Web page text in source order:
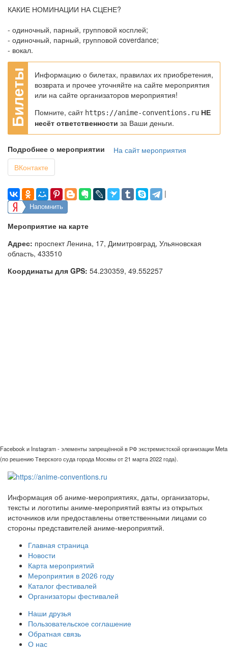
КАКИЕ НОМИНАЦИИ НА СЦЕНЕ?
- одиночный, парный, групповой косплей;
- одиночный, парный, групповой coverdance;
- вокал.
Информацию о билетах, правилах их приобретения,
возврата и прочее уточняйте на сайте мероприятия
или на сайте организаторов мероприятия!
Помните, сайт https://anime-conventions.ru НЕ
несёт ответственности за Ваши деньги.
Подробнее о мероприятии
На сайт мероприятия
ВКонтакте
|
Напомнить
Мероприятие на карте
Адрес: проспект Ленина, 17, Димитровград, Ульяновская
область, 433510
Координаты для GPS: 54.230359, 49.552257
Facebook и Instagram - элементы запрещённой в РФ экстремистской организации Meta
(по решению Тверского суда города Москвы от 21 марта 2022 года).
Информация об аниме-мероприятиях, даты, организаторы,
тексты и логотипы аниме-мероприятий взяты из открытых
источников или предоставлены ответственными лицами со
стороны представителей аниме-мероприятий.
Главная страница
Новости
Карта мероприятий
Мероприятия в 2026 году
Каталог фестивалей
Организаторы фестивалей
Наши друзья
Пользовательское соглашение
Обратная связь
О нас